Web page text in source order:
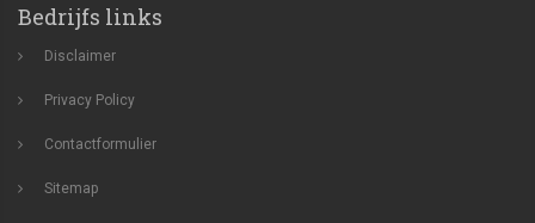
Bedrijfs links
Disclaimer
Privacy Policy
Contactformulier
Sitemap